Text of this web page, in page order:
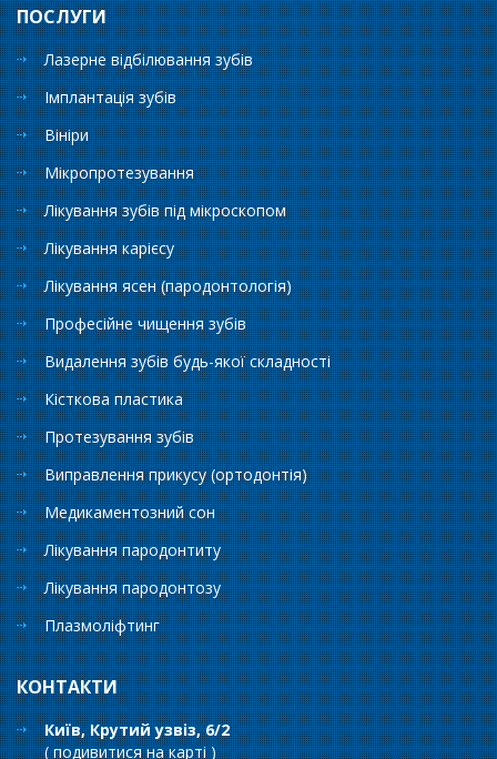
ПОСЛУГИ
Лазерне відбілювання зубів
Імплантація зубів
Вініри
Мікропротезування
Лікування зубів під мікроскопом
Лікування карієсу
Лікування ясен (пародонтологія)
Професійне чищення зубів
Видалення зубів будь-якої складності
Кісткова пластика
Протезування зубів
Виправлення прикусу (ортодонтія)
Медикаментозний сон
Лікування пародонтиту
Лікування пародонтозу
Плазмоліфтинг
КОНТАКТИ
Київ, Крутий узвіз, 6/2
(подивитися на карті)